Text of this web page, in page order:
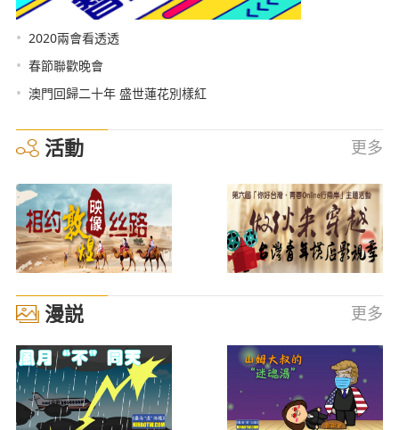
• 2020兩會看透透
• 春節聯歡晚會
• 澳門回歸二十年 盛世蓮花別樣紅
活動 更多
漫説 更多